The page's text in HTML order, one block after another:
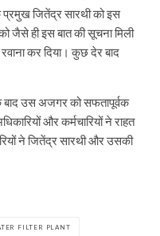
प्रमुख जितेंद्र सारथी को इस
जैसे ही इस बात की सूचना मिली
कर दिया। कुछ देर बाद
उस अजगर को सफतापूर्वक
और कर्मचारियों ने राहत
ने जितेंद्र सारथी और उसकी
FILTER PLANT